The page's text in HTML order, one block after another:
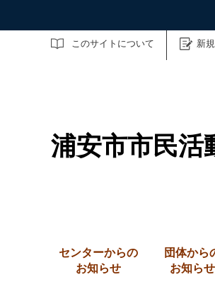
このサイトについて 新
サイト内検索
浦安市市民活
センターからの
お知らせ
団体から
お知らせ